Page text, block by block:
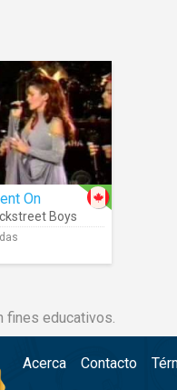
On
Boys
fines educativos.
Acerca Contacto